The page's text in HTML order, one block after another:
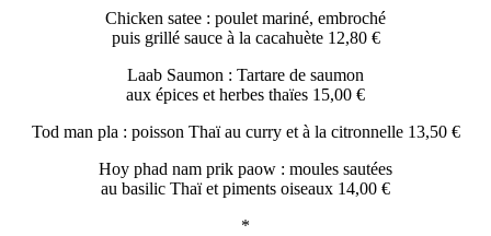
Chicken satee : poulet mariné, embroché
puis grillé sauce à la cacahuète 12,80 €
Laab Saumon : Tartare de saumon
aux épices et herbes thaïes 15,00 €
Tod man pla : poisson Thaï au curry et à la citronnelle 13,50 €
Hoy phad nam prik paow : moules sautées
au basilic Thaï et piments oiseaux 14,00 €
*